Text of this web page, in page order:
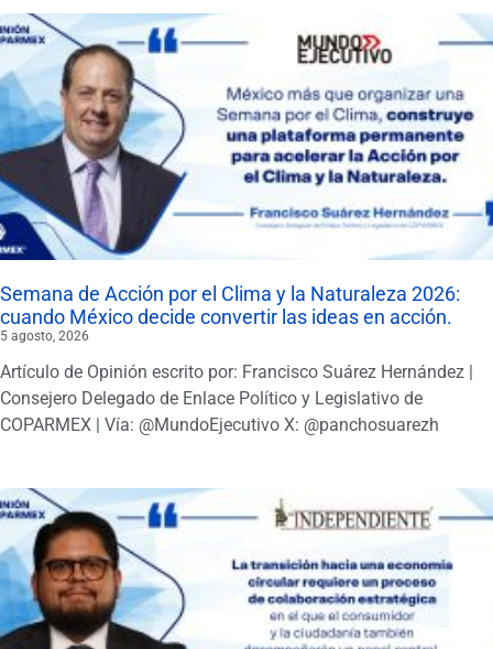
Semana de Acción por el Clima y la Naturaleza 2026:
cuando México decide convertir las ideas en acción.
5 agosto, 2026
Artículo de Opinión escrito por: Francisco Suárez Hernández |
Consejero Delegado de Enlace Político y Legislativo de
COPARMEX | Vía: @MundoEjecutivo X: @panchosuarezh